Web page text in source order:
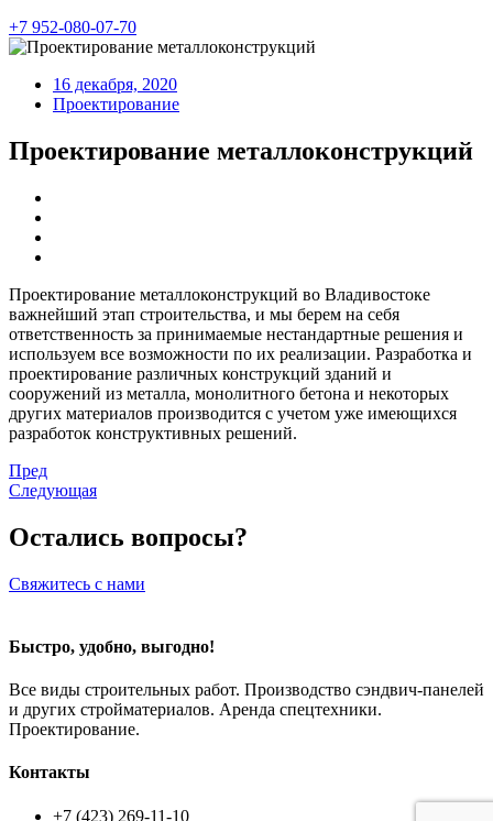
+7 952-080-07-70
16 декабря, 2020
Проектирование
Проектирование металлоконструкций
Проектирование металлоконструкций во Владивостоке
важнейший этап строительства, и мы берем на себя
ответственность за принимаемые нестандартные решения и
используем все возможности по их реализации. Разработка и
проектирование различных конструкций зданий и
сооружений из металла, монолитного бетона и некоторых
других материалов производится с учетом уже имеющихся
разработок конструктивных решений.
Пред
Следующая
Остались вопросы?
Свяжитесь с нами
Быстро, удобно, выгодно!
Все виды строительных работ. Производство сэндвич-панелей
и других стройматериалов. Аренда спецтехники.
Проектирование.
Контакты
+7 (423) 269-11-10